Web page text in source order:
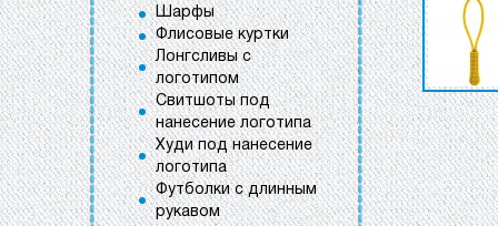
Шарфы
Флисовые куртки
Лонгсливы с
логотипом
Свитшоты под
нанесение логотипа
Худи под нанесение
логотипа
Футболки с длинным
рукавом